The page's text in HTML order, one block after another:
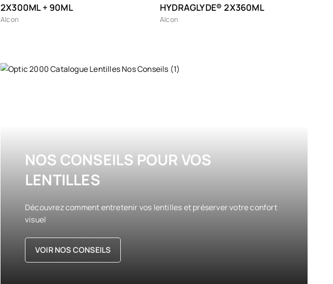
2X300ML + 90ML
Alcon
HYDRAGLYDE® 2X360ML
Alcon
NOS CONSEILS POUR VOS
LENTILLES
Découvrez comment entretenir vos lentilles et préserver votre confort
visuel
VOIR NOS CONSEILS